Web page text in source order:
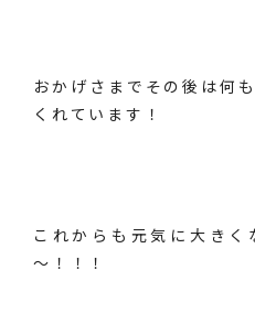
おかげさまでその後は何
くれています！
これからも元気に大き
～！！！